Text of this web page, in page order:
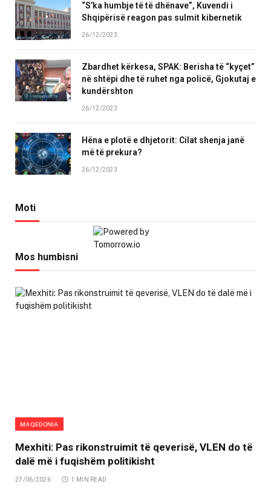
“S’ka humbje të të dhënave”, Kuvendi i
Shqipërisë reagon pas sulmit kibernetik
26/12/2023
Zbardhet kërkesa, SPAK: Berisha të “kyçet”
në shtëpi dhe të ruhet nga policë, Gjokutaj e
kundërshton
26/12/2023
Hëna e plotë e dhjetorit: Cilat shenja janë
më të prekura?
26/12/2023
Moti
Mos humbisni
MAQEDONIA
Mexhiti: Pas rikonstruimit të qeverisë, VLEN do të
dalë më i fuqishëm politikisht
27/06/2026 1 MIN READ